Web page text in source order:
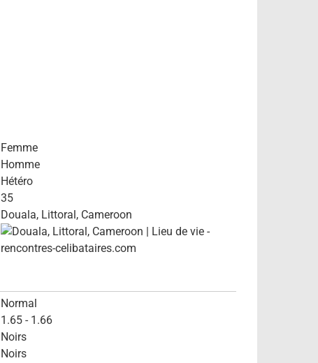
Femme
Homme
Hétéro
35
Douala, Littoral, Cameroon
Normal
1.65 - 1.66
Noirs
Noirs